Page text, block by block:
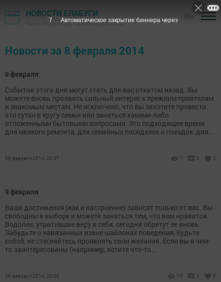
НОВОСТИ ЕЛАБУГИ
Газета "Новая Кама" - Елабужский район
Новости за 8 февраля 2014
9 февраля
События этого дня могут стать для вас откатом назад. Вы
можете вновь проявить сильный интерес к прежним приятелям
и знакомым местам. Не исключено, что вы захотите провести
эти сутки в кругу семьи или заняться какими-либо
отложенными бытовыми вопросами. Это подходящее время
для мелкого ремонта, для семейных посиделок и поездок, для...
08 февраля 2014, 20:07 7 0 0
9 февраля
Ваши достижения (как и настроение) зависят только от вас. Вы
свободны в выборе и можете заняться тем, что вам нравится.
Водолеи, утратившие веру в себя, сегодня обретут ее вновь.
Забудьте о навязанных извне шаблонах поведения, будьте
собой, не стесняйтесь проявлять свои желания. Если вы в чем-
то заинтересованы (например, хотите что-то...
08 февраля 2014, 20:06 10 0 0
6 Автоматическое закрытие баннера через